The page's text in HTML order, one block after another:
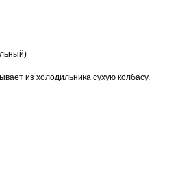
из холодильника сухую колбасу.